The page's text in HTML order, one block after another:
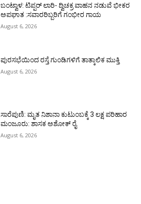
ಬಂಟ್ವಾಳ: ಟಿಪ್ಪರ್ ಲಾರಿ- ದ್ವಿಚಕ್ರ ವಾಹನ ನಡುವೆ ಭೀಕರ
ಅಪಘಾತ :ಸವಾರರಿಬ್ಬರಿಗೆ ಗಂಭೀರ ಗಾಯ
August 6, 2026
ಪುರಸಭೆಯಿಂದ ರಸ್ತೆ ಗುಂಡಿಗಳಿಗೆ ತಾತ್ಕಾಲಿಕ ಮುಕ್ತಿ
August 6, 2026
ಸಾರೆಪುಣಿ: ಮೃತ ನಿಶಾನಾ ಕುಟುಂಬಕ್ಕೆ 3 ಲಕ್ಷ ಪರಿಹಾರ
ಮಂಜೂರು: ಶಾಸಕ ಅಶೋಕ್ ರೈ
August 6, 2026